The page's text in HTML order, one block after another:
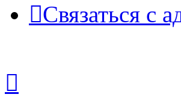
Связаться с